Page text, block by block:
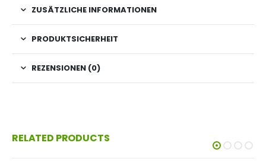
ZUSÄTZLICHE INFORMATIONEN
PRODUKTSICHERHEIT
REZENSIONEN (0)
RELATED PRODUCTS